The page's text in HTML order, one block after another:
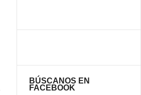
BÚSCANOS EN
FACEBOOK